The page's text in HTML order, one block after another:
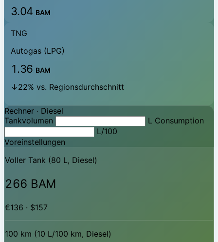
3.04 BAM
TNG
Autogas (LPG)
1.36 BAM
↓22% vs. Regionsdurchschnitt
Rechner · Diesel
Tankvolumen
L Consumption
L/100
Voreinstellungen
Voller Tank (80 L, Diesel)
266 BAM
€136 · $157
100 km (10 L/100 km, Diesel)